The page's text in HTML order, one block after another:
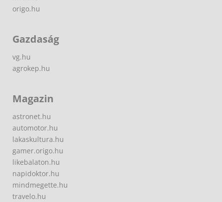
origo.hu
Gazdaság
vg.hu
agrokep.hu
Magazin
astronet.hu
automotor.hu
lakaskultura.hu
gamer.origo.hu
likebalaton.hu
napidoktor.hu
mindmegette.hu
travelo.hu